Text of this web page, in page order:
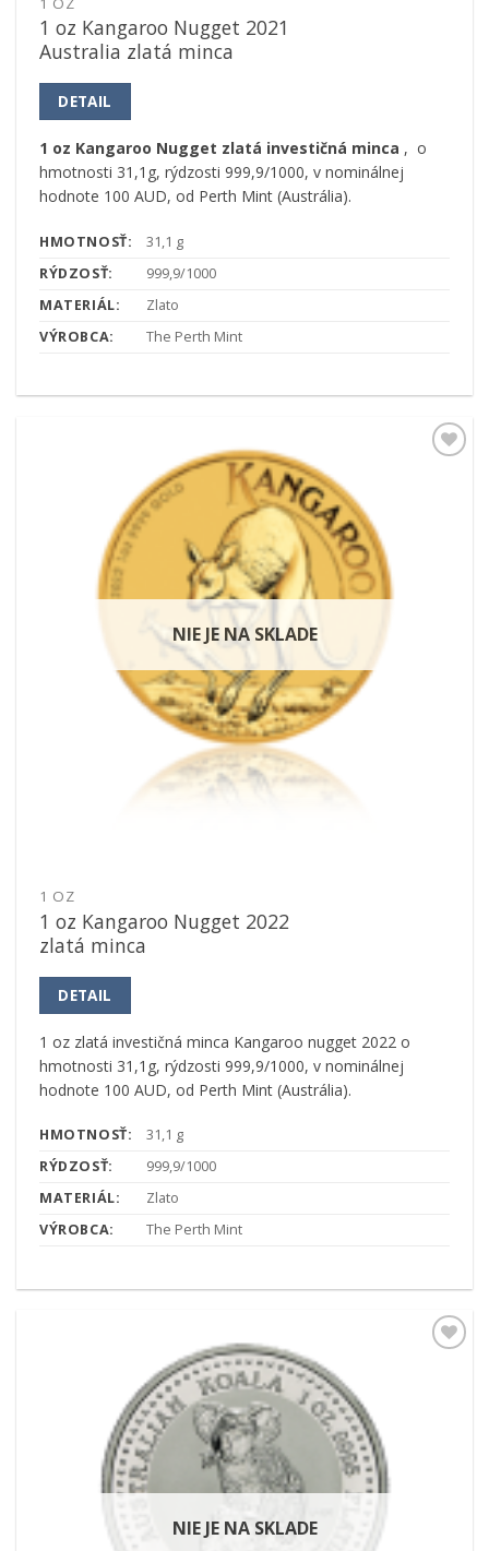
1 oz Kangaroo Nugget 2021
Australia zlatá minca
DETAIL
1 oz Kangaroo Nugget zlatá investičná minca , o
hmotnosti 31,1g, rýdzosti 999,9/1000, v nominálnej
hodnote 100 AUD, od Perth Mint (Austrália).
HMOTNOSŤ:
31,1 g
RÝDZOSŤ:
999,9/1000
MATERIÁL:
Zlato
VÝROBCA:
The Perth Mint
NIE JE NA SKLADE
1 OZ
1 oz Kangaroo Nugget 2022
zlatá minca
DETAIL
1 oz zlatá investičná minca Kangaroo nugget 2022 o
hmotnosti 31,1g, rýdzosti 999,9/1000, v nominálnej
hodnote 100 AUD, od Perth Mint (Austrália).
HMOTNOSŤ:
31,1 g
RÝDZOSŤ:
999,9/1000
MATERIÁL:
Zlato
VÝROBCA:
The Perth Mint
NIE JE NA SKLADE